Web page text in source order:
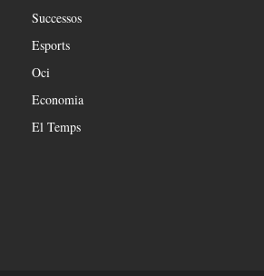
Successos
Esports
Oci
Economia
El Temps